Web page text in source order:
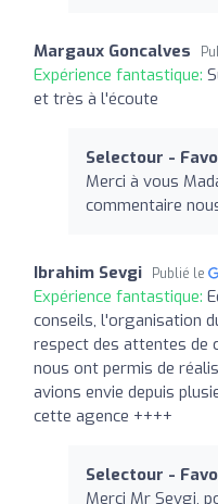
Margaux Goncalves
Expérience fantastique:
et très à l'écoute
Selectour -
Merci à vous
commentaire
Ibrahim Sevgi Publié le
Expérience fantastique:
conseils, l'organisation
respect des attentes de
nous ont permis de
avions envie depuis
cette agence ++++
Selectour -
Merci Mr Sevgi,